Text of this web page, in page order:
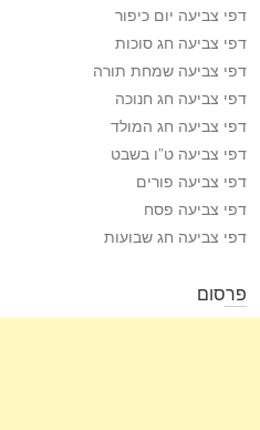
דפי צביעה יום כיפור
דפי צביעה חג סוכות
דפי צביעה שמחת תורה
דפי צביעה חג חנוכה
דפי צביעה חג המולד
דפי צביעה ט”ו בשבט
דפי צביעה פורים
דפי צביעה פסח
דפי צביעה חג שבועות
פרסום